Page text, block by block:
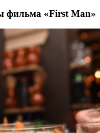
фильма «First Man»